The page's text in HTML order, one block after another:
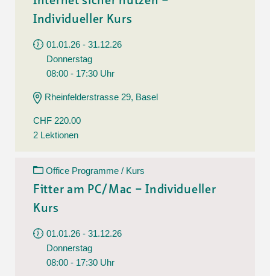
Individueller Kurs
01.01.26 - 31.12.26
Donnerstag
08:00 - 17:30 Uhr
Rheinfelderstrasse 29, Basel
CHF 220.00
2 Lektionen
Office Programme / Kurs
Fitter am PC/Mac – Individueller
Kurs
01.01.26 - 31.12.26
Donnerstag
08:00 - 17:30 Uhr